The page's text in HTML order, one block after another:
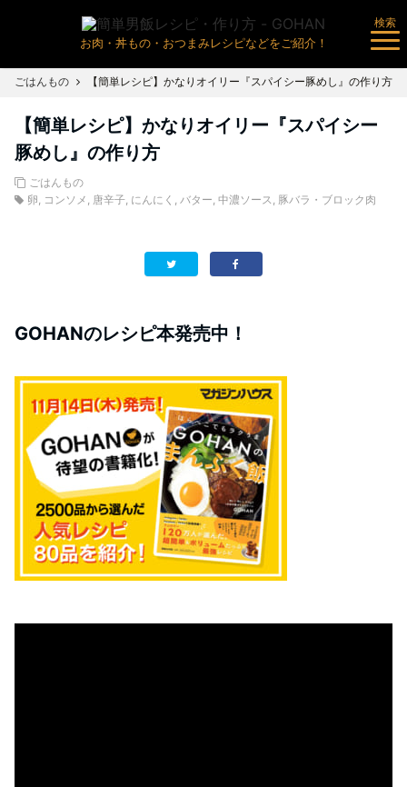
お肉・丼もの・おつまみレシピなどをご紹介！
検索
ごはんもの 【簡単レシピ】かなりオイリー『スパイシー豚めし』の作り方
【簡単レシピ】かなりオイリー『スパイシー
豚めし』の作り方
ごはんもの
卵, コンソメ , 唐辛子, にんにく , バター, 中濃ソース, 豚バラ・ブロック肉
GOHANのレシピ本発売中！